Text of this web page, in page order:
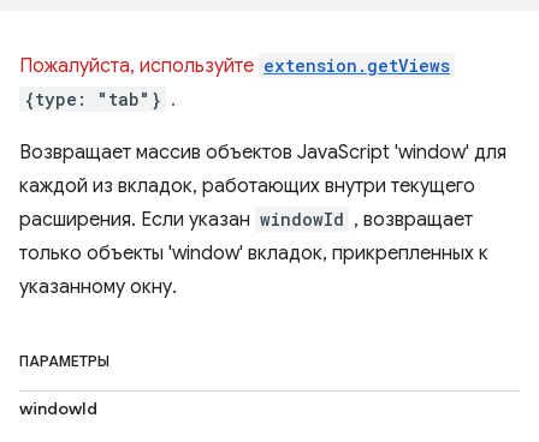
Пожалуйста, используйте extension.getViews
{type: "tab"} .
Возвращает массив объектов JavaScript 'window' для
каждой из вкладок, работающих внутри текущего
расширения. Если указан windowId , возвращает
только объекты 'window' вкладок, прикрепленных к
указанному окну.
ПАРАМЕТРЫ
windowId